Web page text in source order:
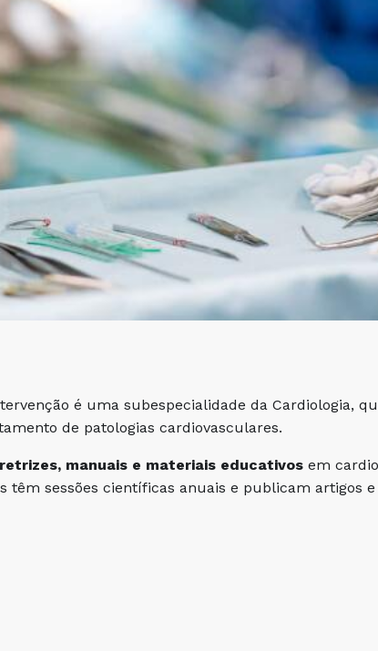
é uma subespecialidade da Cardiologia,
de patologias cardiovasculares.
manuais e materiais educativos em
têm sessões científicas anuais e publicam artigos